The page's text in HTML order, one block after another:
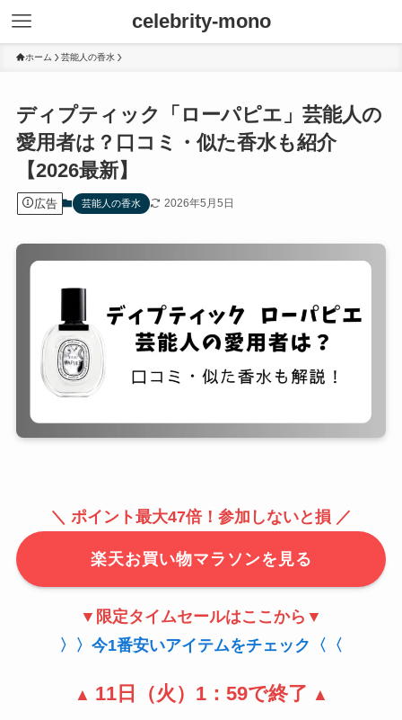
celebrity-mono
ホーム 芸能人の香水
ディプティック「ローパピエ」芸能人の
愛用者は？口コミ・似た香水も紹介
【2026最新】
広告 芸能人の香水 2026年5月5日
＼ ポイント最大47倍！ 参加しないと損 ／
楽天お買い物マラソンを見る
▼ 限定タイムセールはここから▼
〉〉今1番安いアイテムをチェック〈〈
▲ 11日（火）1：59で終了 ▲